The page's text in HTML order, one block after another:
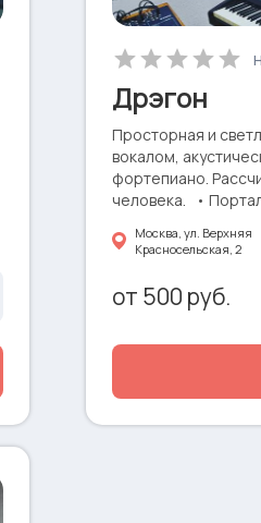
Дрэгон
Просторная и
вокалом,
фортепиано.
человека. •
молоточковой
NFC • Окно •
Москва, ул. Верхняя
Красносельская, 2
от 500 руб.